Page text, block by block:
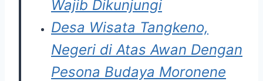
Wajib Dikunjungi
Desa Wisata Tangkeno,
Negeri di Atas Awan Dengan
Pesona Budaya Moronene